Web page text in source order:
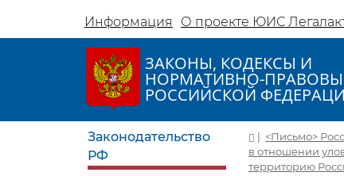
Информация О проекте ЮИС
ЗАКОНЫ, КОДЕКСЫ И
НОРМАТИВНО-
РОССИЙСКОЙ
Законодательство
РФ
| <Письмо>
в отношении
территорию